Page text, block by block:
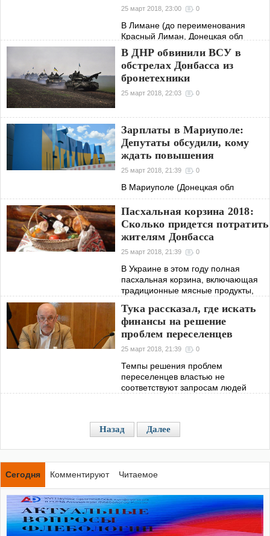
25 март 2018, 23:00 0
В Лимане (до переименования
Красный Лиман, Донецкая обл
В ДНР обвинили ВСУ в
обстрелах Донбасса из
бронетехники
25 март 2018, 22:03 0
Зарплаты в Мариуполе:
Депутаты обсудили, кому
ждать повышения
25 март 2018, 21:39 0
В Мариуполе (Донецкая обл
Пасхальная корзина 2018:
Сколько придется потратить
жителям Донбасса
25 март 2018, 21:39 0
В Украине в этом году полная
пасхальная корзина, включающая
традиционные мясные продукты,
мягкий и твердый сыр, а также
дополнительные продукты –
помидоры, огурцы,
Тука рассказал, где искать
финансы на решение
проблем переселенцев
25 март 2018, 21:39 0
Темпы решения проблем
переселенцев властью не
соответствуют запросам людей
Назад Далее
Сегодня Комментируют Читаемое